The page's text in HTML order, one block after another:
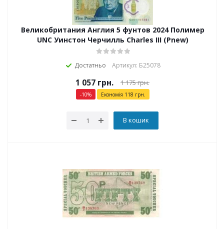
Великобритания Англия 5 фунтов 2024 Полимер
UNC Уинстон Черчилль Charles III (Pnew)
Достатньо Артикул: Б25078
1 057 грн. 1 175грн.
-10% Економія 118 грн.
В кошик